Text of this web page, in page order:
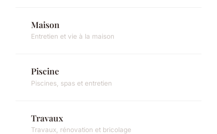
Maison
Entretien et vie à la maison
Piscine
Piscines, spas et entretien
Travaux
Travaux, rénovation et bricolage